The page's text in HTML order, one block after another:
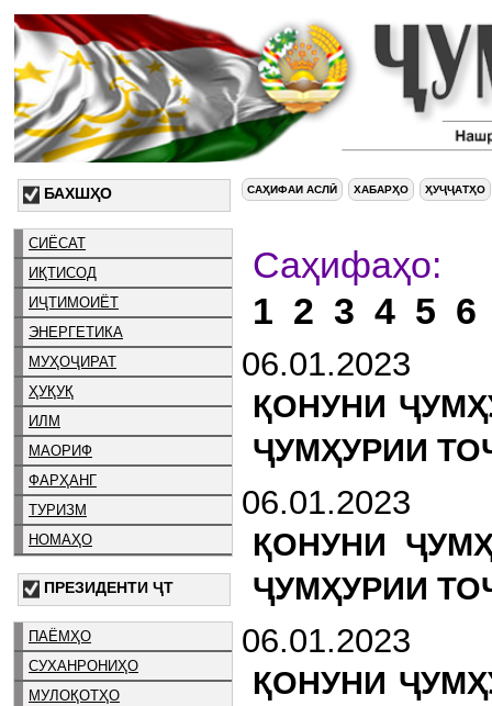
БАХШҲО
СИЁСАТ
ИҚТИСОД
ИҶТИМОИЁТ
ЭНЕРГЕТИКА
МУҲОҶИРАТ
ҲУҚУҚ
ИЛМ
МАОРИФ
ФАРҲАНГ
ТУРИЗМ
НОМАҲО
ПРЕЗИДЕНТИ ҶТ
ПАЁМҲО
СУХАНРОНИҲО
МУЛОҚОТҲО
САҲИФАИ АСЛӢ ХАБАРҲО ҲУҶҶАТҲО
1 2 3 4 5 6
06.01.2023
ҚОНУНИ
ҶУМҲУРИИ
06.01.2023
ҚОНУНИ
ҶУМҲУРИИ
06.01.2023
ҚОНУНИ